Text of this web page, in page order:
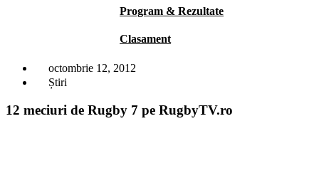
Program & Rezultate
Clasament
octombrie 12, 2012
Știri
12 meciuri de Rugby 7 pe RugbyTV.ro